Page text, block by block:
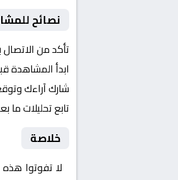
نصائح
تأكد من
ابدأ المشاهدة قبل
شارك آراءك
تابع تحليلات ما
خلاصة
لا تفوتوا